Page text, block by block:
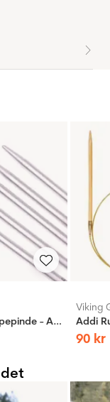
Addi Strømpepinde - Aluminium
Viking
90 kr